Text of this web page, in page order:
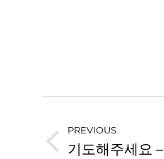
PREVIOUS
기도해주세요